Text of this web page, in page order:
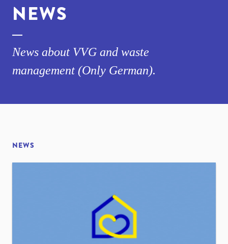
NEWS
News about VVG and waste
management (Only German).
NEWS